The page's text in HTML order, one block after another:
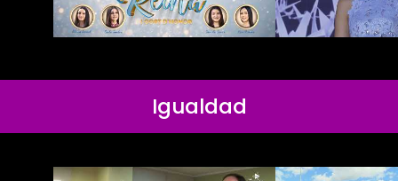
Igualdad